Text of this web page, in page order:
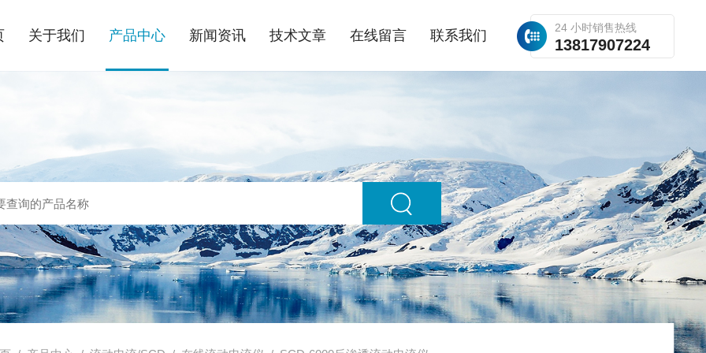
24 小时销售热线
13817907224
关于我们 产品中心 新闻资讯 技术文章 在线留言 联系我们